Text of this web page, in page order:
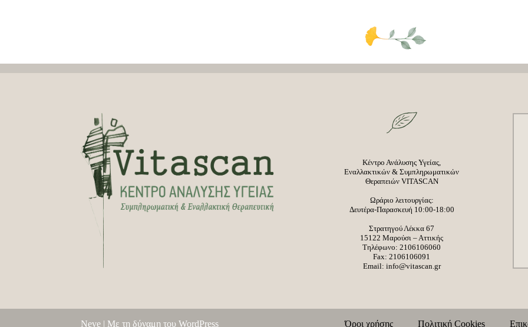
Κέντρο Ανάλυσης Υγείας,
Εναλλακτικών & Συμπληρωματικών
Θεραπειών VITASCAN
Ωράριο λειτουργίας:
Δευτέρα-Παρασκευή 10:00-18:00
Στρατηγού Λέκκα 67
15122 Μαρούσι – Αττικής
Τηλέφωνο:2106106060
Fax: 2106106091
Email: info@vitascan.gr
Neve | Με τη δύναμη του WordPress Όροι χρήσης Πολιτική Cookies